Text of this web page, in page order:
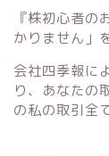
『株初心者の
かりません」
会社四季報に
り、あなたの
の私の取引全